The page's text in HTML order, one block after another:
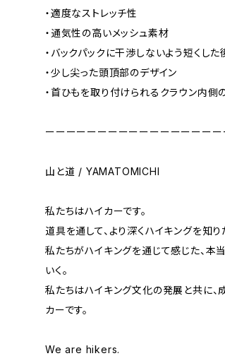
・適度なストレッチ性
・通気性の高いメッシュ素材
・バックパックに干渉しないよう短くし
・少し尖った頭頂部のデザイン
・首ひもを取り付けられるクラウン内側
ーーーーーーーーーーーーーーーー
山と道 / YAMATOMICHI
私たちはハイカーです。
道具を通して、より深くハイキングを知り
私たちがハイキングを通じて感じた、本
いく。
私たちはハイキング文化の発展と共に、
カーです。
We are hikers.